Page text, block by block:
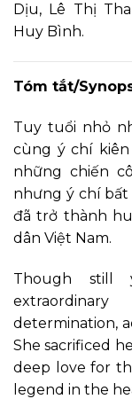
Dịu, Lê Thị
Huy Bình.
Tóm tắt/
Tuy tuổi nhỏ
cùng ý chí kiên
những chiến
nhưng ý chí
đã trở thành
dân Việt Nam.
Though still
determination,
She sacrificed
deep love for
legend in the